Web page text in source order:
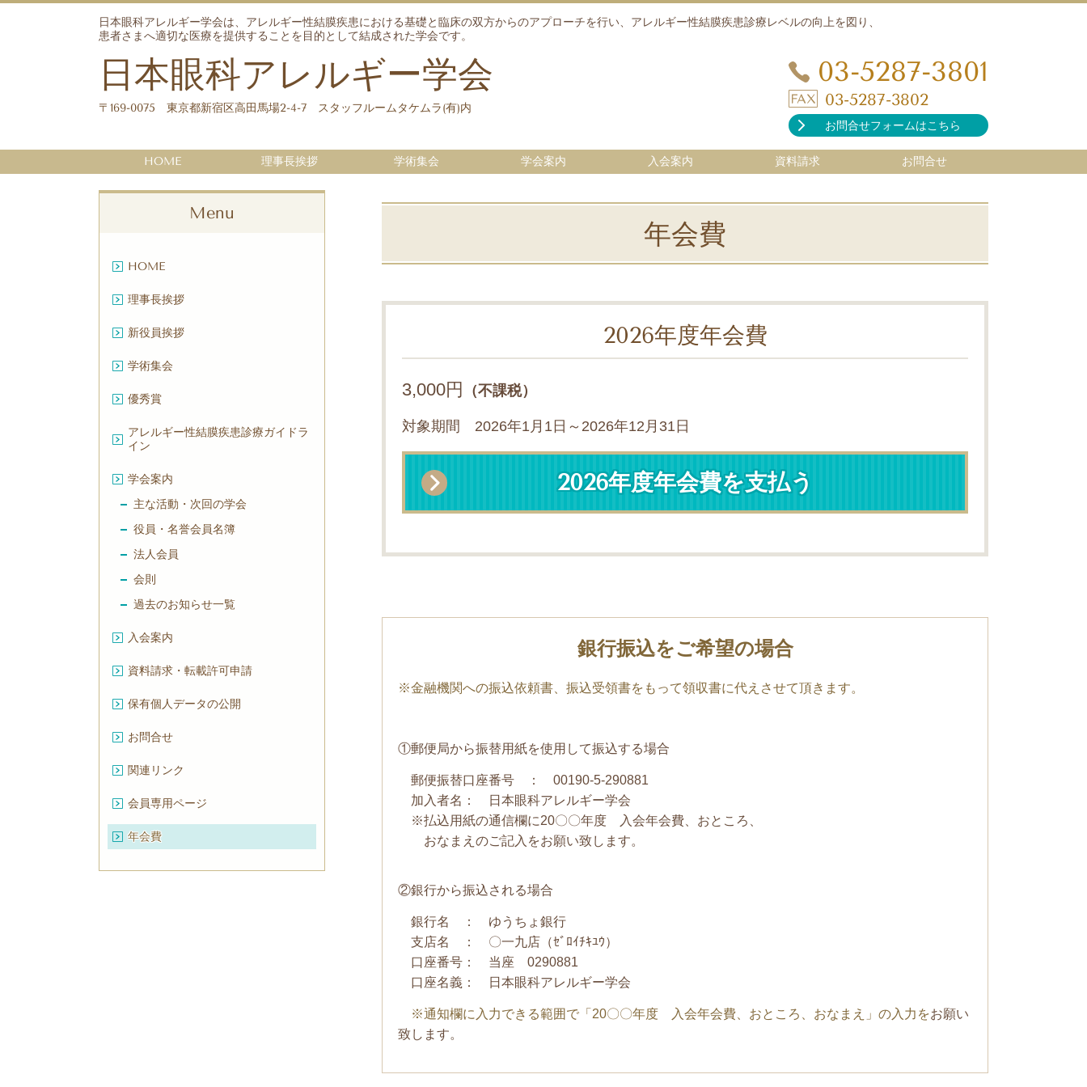
日本眼科アレルギー学会は、アレルギー性結膜疾患における基礎と臨床の双方からのアプローチを行い、アレルギー性結膜疾患診療レベルの向上を図り、
患者さまへ適切な医療を提供することを目的として結成された学会です。
日本眼科アレルギー学会
〒169-0075 東京都新宿区高田馬場2-4-7 スタッフルームタケムラ(有)内
03-5287-3801
03-5287-3802
お問合せフォームはこちら
HOME 理事長挨拶 学術集会 学会案内 入会案内 資料請求 お問合せ
年会費
2026年度年会費
3,000円 （不課税）
対象期間 2026年1月1日～2026年12月31日
2026年度年会費を支払う
銀行振込をご希望の場合
※金融機関への振込依頼書、振込受領書をもって領収書に代えさせて頂きます。
①郵便局から振替用紙を使用して振込する場合
郵便振替口座番号 ： 00190-5-290881
加入者名： 日本眼科アレルギー学会
※払込用紙の通信欄に20〇〇年度 入会年会費、おところ、
おなまえのご記入をお願い致します。
②銀行から振込される場合
銀行名 ： ゆうちょ銀行
支店名 ： 〇一九店（ｾﾞﾛｲﾁｷﾕｳ）
口座番号： 当座 0290881
口座名義： 日本眼科アレルギー学会
※通知欄に入力できる範囲で「20〇〇年度 入会年会費、おところ、おなまえ」の入力をお願い
致します。
Menu
HOME
理事長挨拶
新役員挨拶
学術集会
優秀賞
アレルギー性結膜疾患診療ガイドラ
イン
学会案内
主な活動・次回の学会
役員・名誉会員名簿
法人会員
会則
過去のお知らせ一覧
入会案内
資料請求・転載許可申請
保有個人データの公開
お問合せ
関連リンク
会員専用ページ
年会費